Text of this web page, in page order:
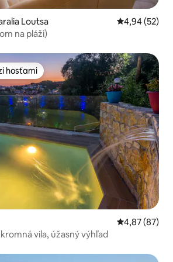
Loutsa Priemerné
4,94 (52)
na pláži)
hosťami
hosťami
Priemerné
4,87 (87)
vila, úžasný výhľad